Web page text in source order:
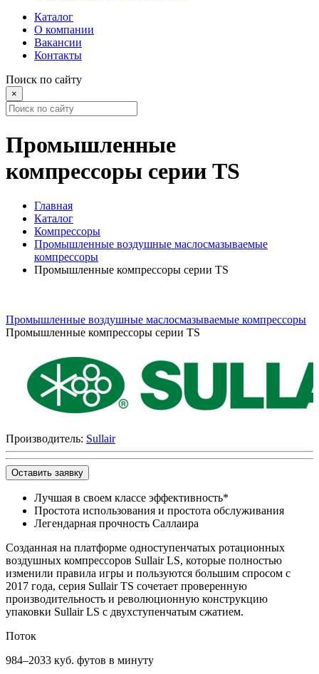
Каталог
О компании
Вакансии
Контакты
Поиск по сайту
×
Промышленные
компрессоры серии TS
Главная
Каталог
Компрессоры
Промышленные воздушные маслосмазываемые
компрессоры
Промышленные компрессоры серии TS
Промышленные воздушные маслосмазываемые компрессоры
Промышленные компрессоры серии TS
Производитель: Sullair
Оставить заявку
Лучшая в своем классе эффективность*
Простота использования и простота обслуживания
Легендарная прочность Саллаира
Созданная на платформе одноступенчатых ротационных
воздушных компрессоров Sullair LS, которые полностью
изменили правила игры и пользуются большим спросом с
2017 года, серия Sullair TS сочетает проверенную
производительность и революционную конструкцию
упаковки Sullair LS с двухступенчатым сжатием.
Поток
984–2033 куб. футов в минуту